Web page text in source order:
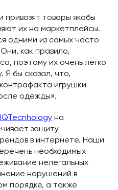
привозят товары якобы
их на маркетплейсы.
одними из самых часто
как правило,
поэтому их очень легко
Я бы сказал, что,
игрушки
одежды».
IQTecnhology на
защиту
в интернете. Наши
необходимых
нелегальных
нарушений в
порядке, а также